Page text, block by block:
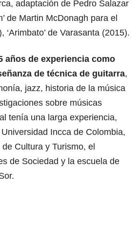
adaptación de Pedro Salazar
de Martin McDonagh para el
‘Arimbato’ de Varasanta (2015).
años de experiencia como
de técnica de guitarra,
jazz, historia de la música
sobre músicas
tenía una larga experiencia,
Incca de Colombia,
Cultura y Turismo, el
de Sociedad y la escuela de